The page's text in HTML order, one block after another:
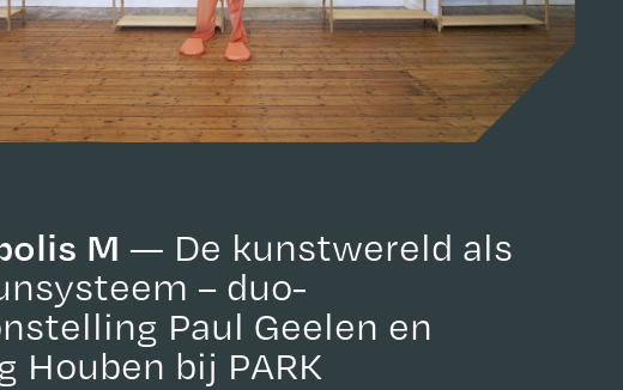
M
De kunstwereld als
– duo-
Paul Geelen en
Houben bij PARK